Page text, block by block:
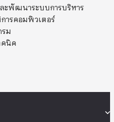
ะพัฒนาระบบการบริหาร
ารคอมพิวเตอร์
ม
คนิค